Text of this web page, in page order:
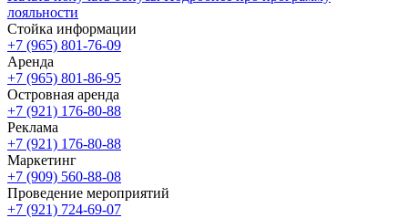
лояльности
Стойка информации
+7 (965) 801-76-09
Аренда
+7 (965) 801-86-95
Островная аренда
+7 (921) 176-80-88
Реклама
+7 (921) 176-80-88
Маркетинг
+7 (909) 560-88-08
Проведение мероприятий
+7 (921) 724-69-07